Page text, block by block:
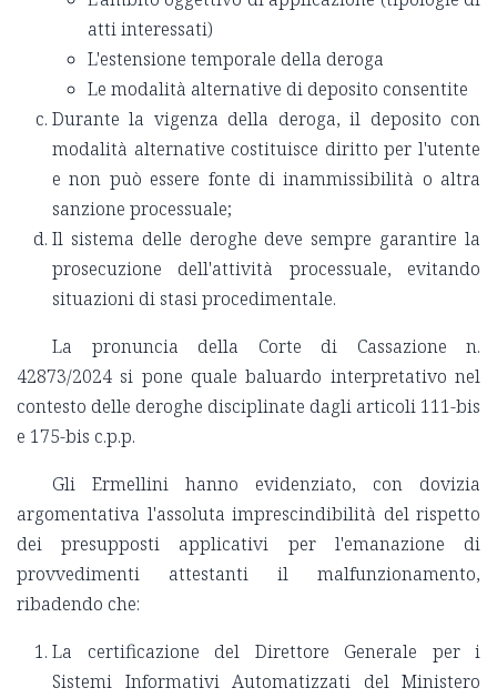
atti interessati)
L'estensione temporale della deroga
Le modalità alternative di deposito consentite
Durante la vigenza della deroga, il deposito con
modalità alternative costituisce diritto per l'utente
e non può essere fonte di inammissibilità o altra
sanzione processuale;
Il sistema delle deroghe deve sempre garantire la
prosecuzione dell'attività processuale, evitando
situazioni di stasi procedimentale.
La pronuncia della Corte di Cassazione n.
42873/2024 si pone quale baluardo interpretativo nel
contesto delle deroghe disciplinate dagli articoli 111-bis
e 175-bis c.p.p.
Gli Ermellini hanno evidenziato, con dovizia
argomentativa l'assoluta imprescindibilità del rispetto
dei presupposti applicativi per l'emanazione di
provvedimenti attestanti il malfunzionamento,
ribadendo che:
La certificazione del Direttore Generale per i
Sistemi Informativi Automatizzati del Ministero